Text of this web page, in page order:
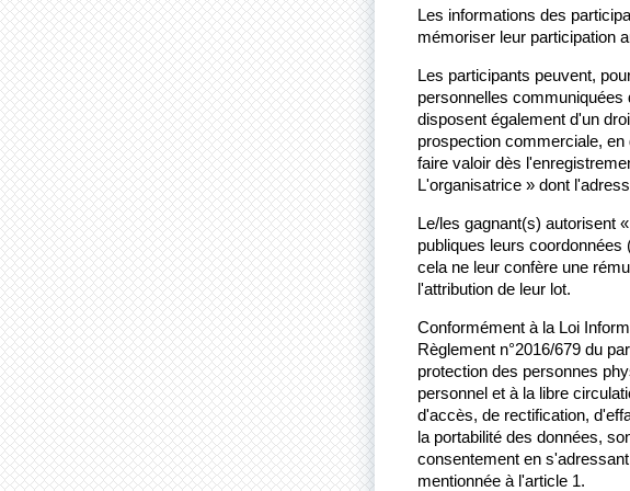
Les informations des
mémoriser leur participation
Les participants peuvent,
personnelles communiquées
disposent également d'un
prospection commerciale,
faire valoir dès
L'organisatrice » dont
Le/les gagnant(s) autorisent
publiques leurs
cela ne leur confère une
l'attribution de leur lot.
Conformément à la Loi
Règlement n°2016/679 du
protection des personnes
personnel et à la libre
d'accès, de rectification,
la portabilité des données,
consentement en
mentionnée à l'article 1.